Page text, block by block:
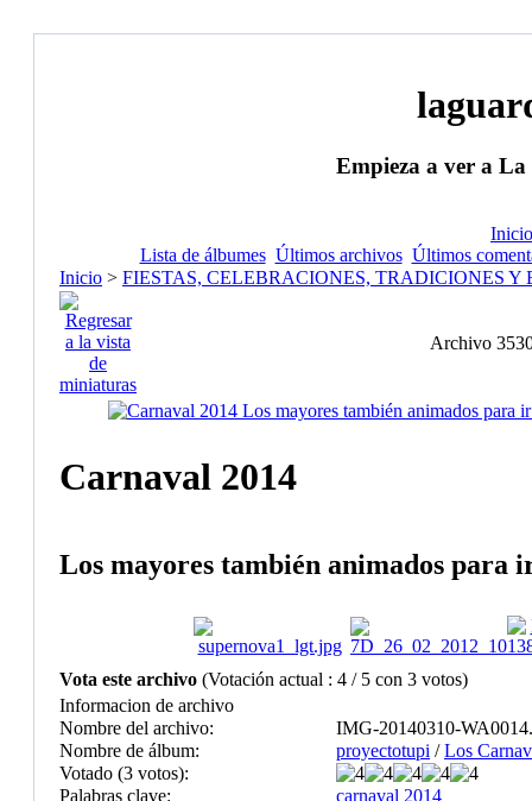
Empieza a ver a
Inicio
Lista de álbumes Últimos archivos Últimos
Inicio > FIESTAS, CELEBRACIONES, TRADICIONES Y
Archivo
Carnaval 2014
Los mayores también animados para
Vota este archivo (Votación actual : 4 / 5 con 3 votos)
Informacion de archivo
Nombre del archivo:
IMG-20140310-
Nombre de álbum:
proyectotupi /Los
Votado (3 votos):
Palabras clave:
carnaval 2014